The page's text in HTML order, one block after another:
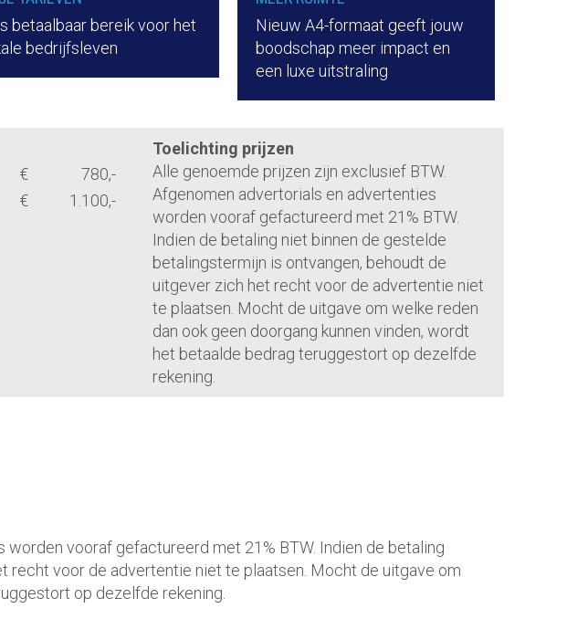
betaalbaar bereik voor het
bedrijfsleven
Nieuw A4-formaat geeft jouw
boodschap meer impact en
een luxe uitstraling
€
780,-
€ 1.100,-
Toelichting prijzen
Alle genoemde prijzen zijn exclusief BTW.
Afgenomen advertorials en advertenties
worden vooraf gefactureerd met 21% BTW.
Indien de betaling niet binnen de gestelde
betalingstermijn is ontvangen, behoudt de
uitgever zich het recht voor de advertentie niet
te plaatsen. Mocht de uitgave om welke reden
dan ook geen doorgang kunnen vinden, wordt
het betaalde bedrag teruggestort op dezelfde
rekening.
vooraf gefactureerd met 21% BTW. Indien de betaling
recht voor de advertentie niet te plaatsen. Mocht de uitgave om
op dezelfde rekening.